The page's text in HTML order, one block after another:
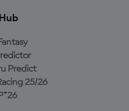
Predict
25/26